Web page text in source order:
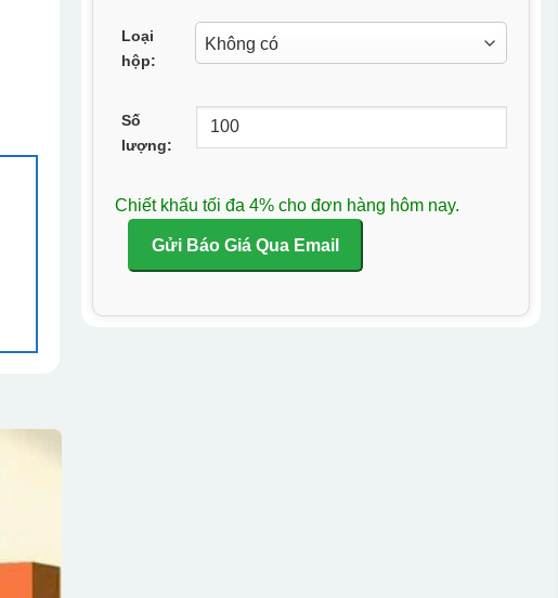
Loại
hộp:
Số
lượng:
Chiết khấu tối đa 4% cho đơn hàng hôm nay.
Gửi Báo Giá Qua Email